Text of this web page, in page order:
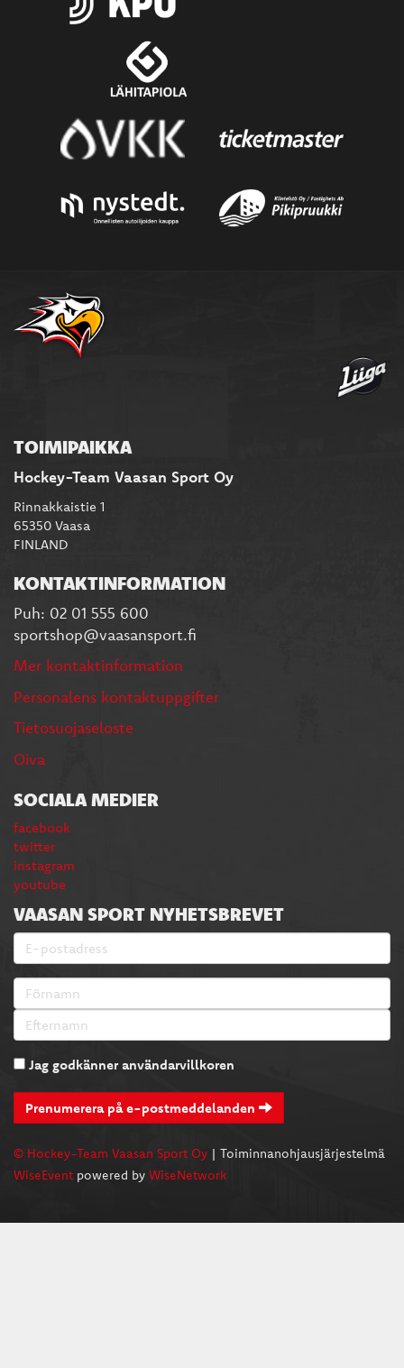
TOIMIPAIKKA
Hockey-Team Vaasan Sport Oy
Rinnakkaistie 1
65350 Vaasa
FINLAND
KONTAKTINFORMATION
Puh: 02 01 555 600
sportshop@vaasansport.fi
Mer kontaktinformation
Personalens kontaktuppgifter
Tietosuojaseloste
Oiva
SOCIALA MEDIER
facebook
twitter
instagram
youtube
VAASAN SPORT NYHETSBREVET
Jag godkänner användarvillkoren
Prenumerera på e-postmeddelanden
© Hockey-Team Vaasan Sport Oy | Toiminnanohjausjärjestelmä
WiseEventpowered by WiseNetwork